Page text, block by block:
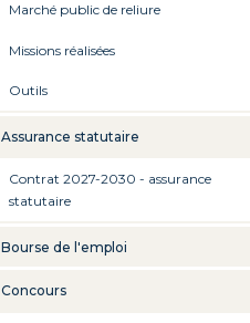
Marché public de reliure
Missions réalisées
Outils
Assurance statutaire
Contrat 2027-2030 - assurance
statutaire
Bourse de l'emploi
Concours